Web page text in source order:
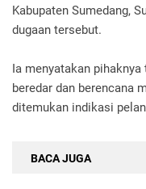
Kabupaten Sumedang,
dugaan tersebut.
Ia menyatakan
beredar dan berencana
ditemukan indikasi
BACA JUGA